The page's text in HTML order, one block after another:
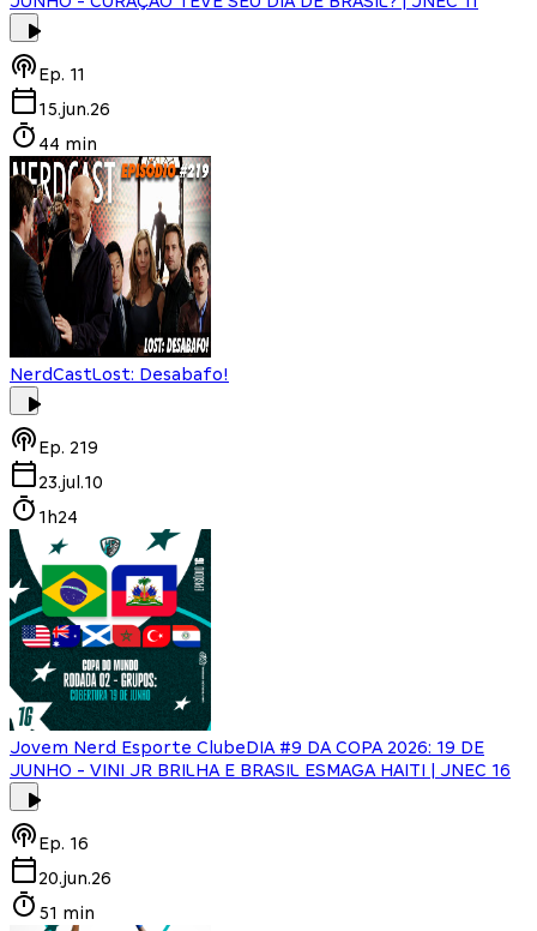
Ep. 11
15.jun.26
44 min
NerdCastLost: Desabafo!
Ep. 219
23.jul.10
1h24
Jovem Nerd Esporte ClubeDIA #9 DA COPA 2026: 19 DE
JUNHO - VINI JR BRILHA E BRASIL ESMAGA HAITI | JNEC 16
Ep. 16
20.jun.26
51 min